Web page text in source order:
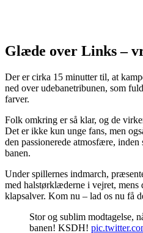
Glæde over Links –
Der er cirka 15 minutter til, at
ned over udebanetribunen, som
farver.
Folk omkring er så klar, og de
Det er ikke kun unge fans, men
den passionerede atmosfære,
banen.
Under spillernes indmarch,
med halstørklæderne i vejret, mens
klapsalver. Kom nu – lad os nu få
Stor og sublim modtagelse,
banen! KSDH!